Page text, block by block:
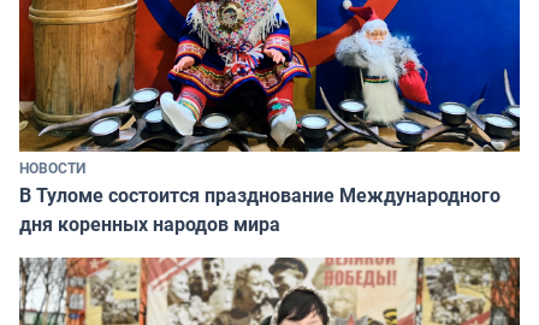
НОВОСТИ
В Туломе состоится празднование Международного
дня коренных народов мира